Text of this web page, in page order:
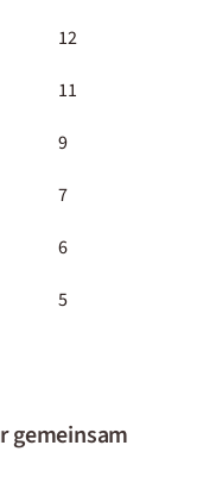
12
11
9
7
6
5
gemeinsam